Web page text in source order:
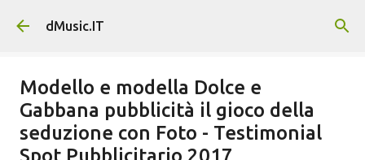
Passa ai contenuti principali
dMusic.IT
Modello e modella Dolce e
Gabbana pubblicità il gioco della
seduzione con Foto - Testimonial
Spot Pubblicitario 2017